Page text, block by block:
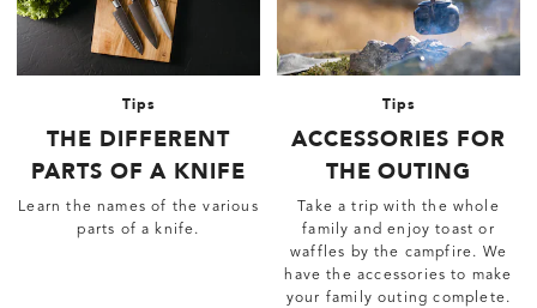
Tips
THE DIFFERENT
PARTS OF A KNIFE
Learn the names of the various
parts of a knife.
Tips
ACCESSORIES FOR
THE OUTING
Take a trip with the whole
family and enjoy toast or
waffles by the campfire. We
have the accessories to make
your family outing complete.